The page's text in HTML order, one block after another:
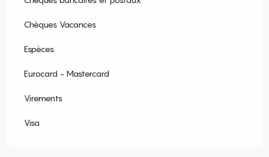
Chèques Vacances
Espèces
Eurocard - Mastercard
Virements
Visa